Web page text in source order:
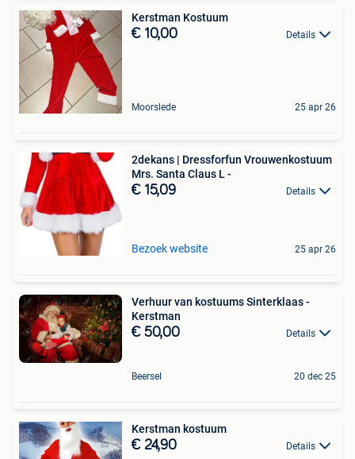
Kerstman Kostuum
€ 10,00 Details
Moorslede 25 apr 26
2dekans | Dressforfun Vrouwenkostuum
Mrs. Santa Claus L -
€ 15,09 Details
Bezoek website 25 apr 26
Verhuur van kostuums Sinterklaas -
Kerstman
€ 50,00 Details
Beersel 20 dec 25
Kerstman kostuum
€ 24,90 Details